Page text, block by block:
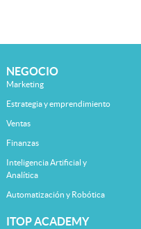
NEGOCIO
Marketing
Estrategia y emprendimiento
Ventas
Finanzas
Inteligencia Artificial y
Analítica
Automatización y Robótica
ITOP ACADEMY